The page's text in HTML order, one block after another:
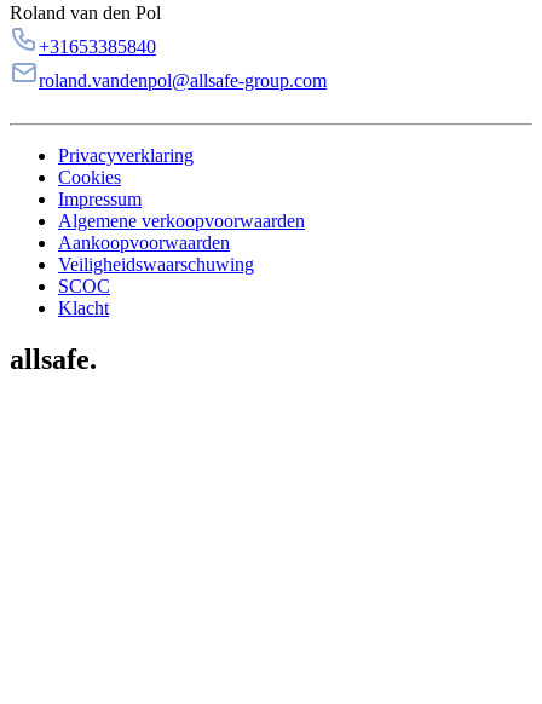
Roland van den Pol
+31653385840
roland.vandenpol@allsafe-group.com
Privacyverklaring
Cookies
Impressum
Algemene verkoopvoorwaarden
Aankoopvoorwaarden
Veiligheidswaarschuwing
SCOC
Klacht
allsafe.